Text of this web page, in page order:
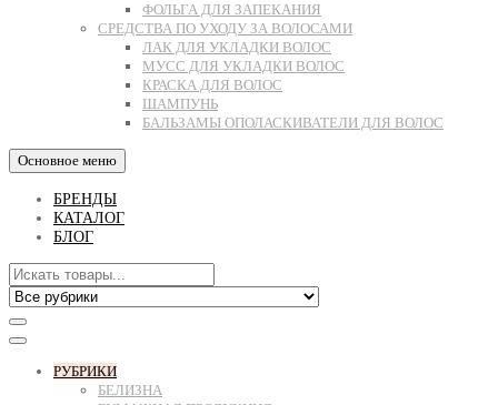
ФОЛЬГА ДЛЯ ЗАПЕКАНИЯ
СРЕДСТВА ПО УХОДУ ЗА ВОЛОСАМИ
ЛАК ДЛЯ УКЛАДКИ ВОЛОС
МУСС ДЛЯ УКЛАДКИ ВОЛОС
КРАСКА ДЛЯ ВОЛОС
ШАМПУНЬ
БАЛЬЗАМЫ ОПОЛАСКИВАТЕЛИ ДЛЯ ВОЛОС
Основное меню
БРЕНДЫ
КАТАЛОГ
БЛОГ
РУБРИКИ
БЕЛИЗНА